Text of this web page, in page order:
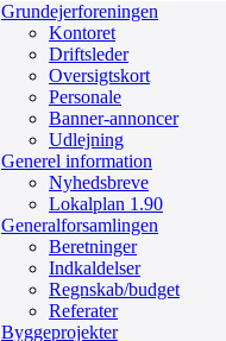
Grundejerforeningen
Kontoret
Driftsleder
Oversigtskort
Personale
Banner-annoncer
Udlejning
Generel information
Nyhedsbreve
Lokalplan 1.90
Generalforsamlingen
Beretninger
Indkaldelser
Regnskab/budget
Referater
Byggeprojekter